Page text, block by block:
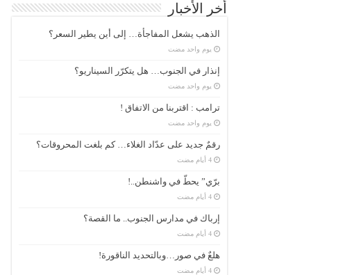
أخر الأخبار
الذهب يشعل المفاجأة… إلى أين يطير السعر؟
‏يوم واحد مضت
إنذار في الجنوب… هل يتكرّر السيناريو؟
‏يوم واحد مضت
ترامب : اقتربنا من الاتفاق !
‏يوم واحد مضت
رقمٌ جديد على عدّاد الغلاء… كم بلغت المحروقات؟
برّي” يحطّ في واشنطن..!
إرباك في مدارس الجنوب.. ما القصة؟
هلعٌ في صور…وبالتحديد الناقورة!